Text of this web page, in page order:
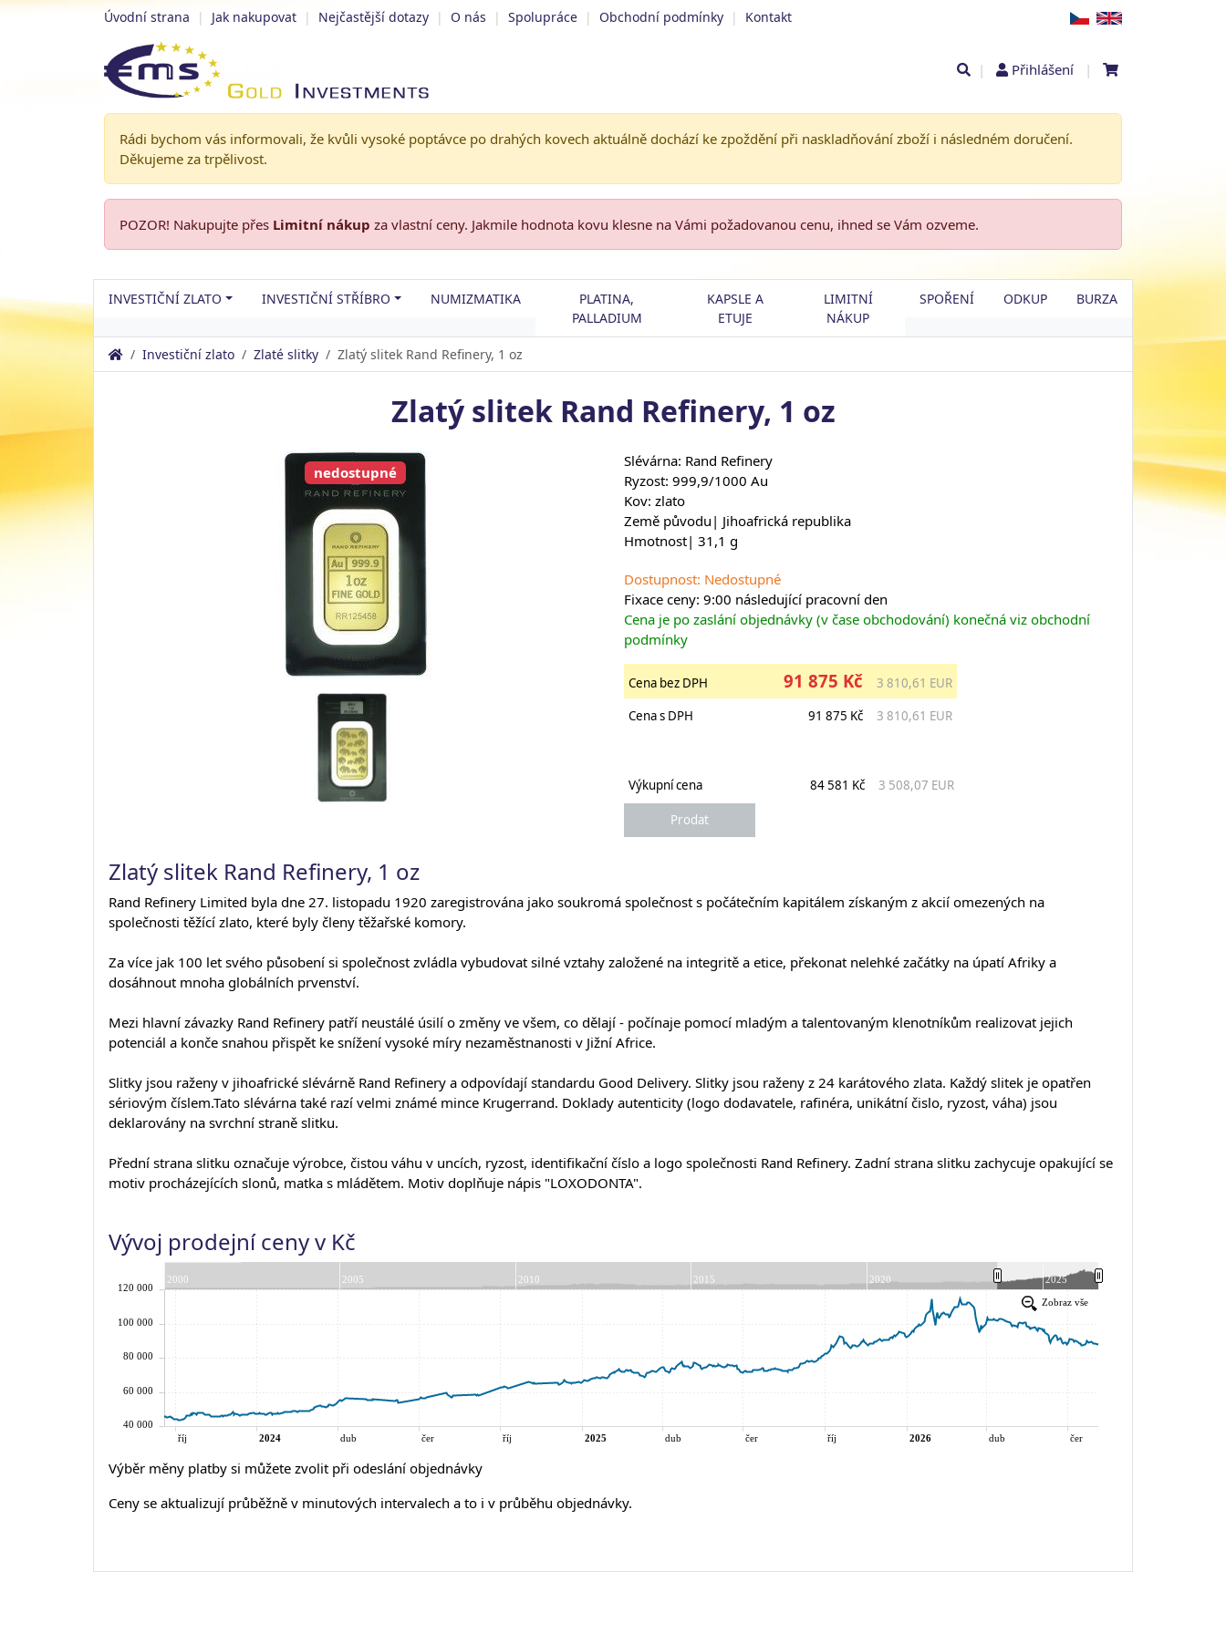
Úvodní strana | Jak nakupovat | Nejčastější dotazy | O nás | Spolupráce | Obchodní podmínky | Kontakt
| Přihlášení |
Rádi bychom vás informovali, že kvůli vysoké poptávce po drahých kovech aktuálně dochází ke zpoždění při naskladňování zboží i následném doručení.
Děkujeme za trpělivost.
POZOR! Nakupujte přes Limitní nákup za vlastní ceny. Jakmile hodnota kovu klesne na Vámi požadovanou cenu, ihned se Vám ozveme.
INVESTIČNÍ ZLATO INVESTIČNÍ STŘÍBRO NUMIZMATIKA
PLATINA,
PALLADIUM
KAPSLE A
ETUJE
LIMITNÍ
NÁKUP
SPOŘENÍ ODKUP BURZA
Investiční zlato Zlaté slitky Zlatý slitek Rand Refinery, 1 oz
Zlatý slitek Rand Refinery, 1 oz
nedostupné
Slévárna: Rand Refinery
Ryzost: 999,9/1000 Au
Kov: zlato
Země původu| Jihoafrická republika
Hmotnost| 31,1 g
Dostupnost: Nedostupné
Fixace ceny: 9:00 následující pracovní den
Cena je po zaslání objednávky (v čase obchodování) konečná viz obchodní
podmínky
Cena bez DPH 91 875 Kč
3 810,61 EUR
Cena s DPH
91 875 Kč 3 810,61 EUR
Výkupní cena 84 581 Kč 3 508,07 EUR
Zlatý slitek Rand Refinery, 1 oz
Rand Refinery Limited byla dne 27. listopadu 1920 zaregistrována jako soukromá společnost s počátečním kapitálem získaným z akcií omezených na
společnosti těžící zlato, které byly členy těžařské komory.
Za více jak 100 let svého působení si společnost zvládla vybudovat silné vztahy založené na integritě a etice, překonat nelehké začátky na úpatí Afriky a
dosáhnout mnoha globálních prvenství.
Mezi hlavní závazky Rand Refinery patří neustálé úsilí o změny ve všem, co dělají - počínaje pomocí mladým a talentovaným klenotníkům realizovat jejich
potenciál a konče snahou přispět ke snížení vysoké míry nezaměstnanosti v Jižní Africe.
Slitky jsou raženy v jihoafrické slévárně Rand Refinery a odpovídají standardu Good Delivery. Slitky jsou raženy z 24 karátového zlata. Každý slitek je opatřen
sériovým číslem.Tato slévárna také razí velmi známé mince Krugerrand. Doklady autenticity (logo dodavatele, rafinéra, unikátní čislo, ryzost, váha) jsou
deklarovány na svrchní straně slitku.
Přední strana slitku označuje výrobce, čistou váhu v uncích, ryzost, identifikační číslo a logo společnosti Rand Refinery. Zadní strana slitku zachycuje opakující se
motiv procházejících slonů, matka s mládětem. Motiv doplňuje nápis "LOXODONTA".
Vývoj prodejní ceny v Kč
Výběr měny platby si můžete zvolit při odeslání objednávky
Ceny se aktualizují průběžně v minutových intervalech a to i v průběhu objednávky.